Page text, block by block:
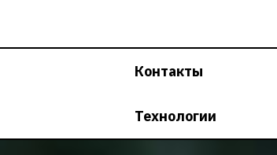
Контакты
Технологии